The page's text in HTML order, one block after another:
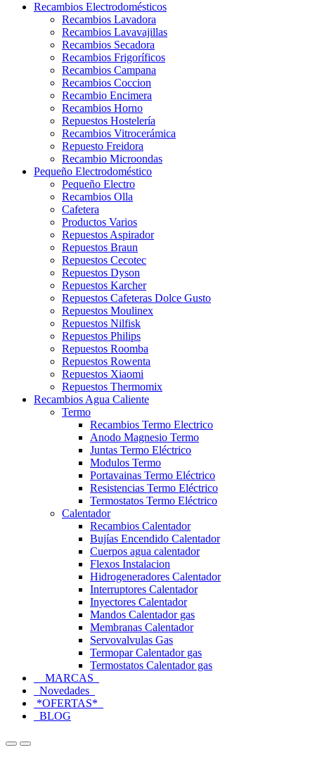
Recambios Electrodomésticos
Recambios Lavadora
Recambios Lavavajillas
Recambios Secadora
Recambios Frigoríficos
Recambios Campana
Recambios Coccion
Recambio Encimera
Recambios Horno
Repuestos Hostelería
Recambios Vitrocerámica
Repuesto Freidora
Recambio Microondas
Pequeño Electrodoméstico
Pequeño Electro
Recambios Olla
Cafetera
Productos Varios
Repuestos Aspirador
Repuestos Braun
Repuestos Cecotec
Repuestos Dyson
Repuestos Karcher
Repuestos Cafeteras Dolce Gusto
Repuestos Moulinex
Repuestos Nilfisk
Repuestos Philips
Repuestos Roomba
Repuestos Rowenta
Repuestos Xiaomi
Repuestos Thermomix
Recambios Agua Caliente
Termo
Recambios Termo Electrico
Anodo Magnesio Termo
Juntas Termo Eléctrico
Modulos Termo
Portavainas Termo Eléctrico
Resistencias Termo Eléctrico
Termostatos Termo Eléctrico
Calentador
Recambios Calentador
Bujías Encendido Calentador
Cuerpos agua calentador
Flexos Instalacion
Hidrogeneradores Calentador
Interruptores Calentador
Inyectores Calentador
Mandos Calentador gas
Membranas Calentador
Servovalvulas Gas
Termopar Calentador gas
Termostatos Calentador gas
MARCAS
Novedades
*OFERTAS*
BLOG
OpenClose